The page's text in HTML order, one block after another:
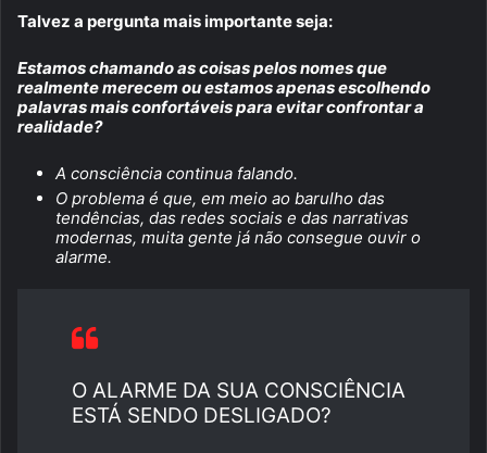
Talvez a pergunta mais importante seja:
Estamos chamando as coisas pelos nomes que
realmente merecem ou estamos apenas escolhendo
palavras mais confortáveis para evitar confrontar a
realidade?
A consciência continua falando.
O problema é que, em meio ao barulho das
tendências, das redes sociais e das narrativas
modernas, muita gente já não consegue ouvir o
alarme.
O ALARME DA SUA CONSCIÊNCIA
ESTÁ SENDO DESLIGADO?